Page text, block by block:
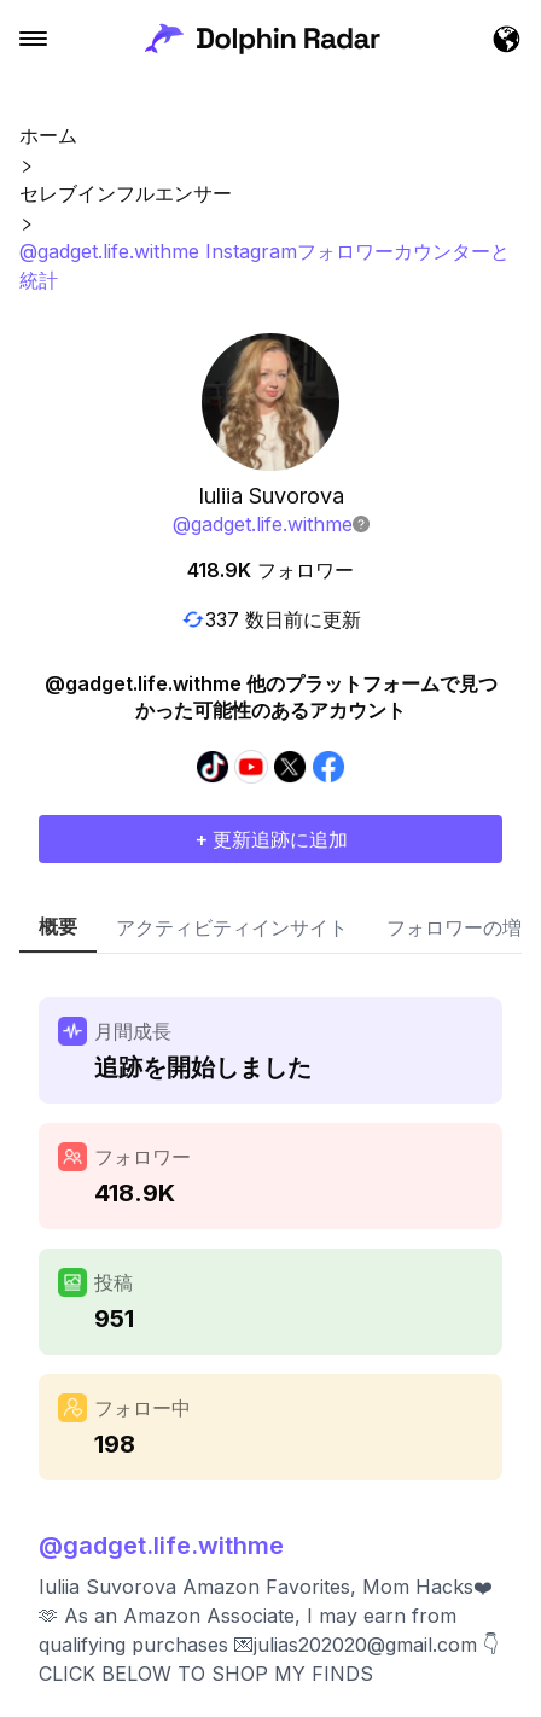
ホーム
セレブインフルエンサー
@gadget.life.withme Instagramフォロワーカウンターと
統計
Iuliia Suvorova
@gadget.life.withme
418.9K フォロワー
337 数日前に更新
@gadget.life.withme 他のプラットフォームで見つ
かった可能性のあるアカウント
+ 更新追跡に追加
概要 アクティビティインサイト フォロワーの増加
月間成長
追跡を開始しました
フォロワー
418.9K
投稿
951
フォロー中
198
@gadget.life.withme
Iuliia Suvorova Amazon Favorites, Mom Hacks❤️
🫶 As an Amazon Associate, I may earn from
qualifying purchases 💌julias202020@gmail.com 👇
CLICK BELOW TO SHOP MY FINDS